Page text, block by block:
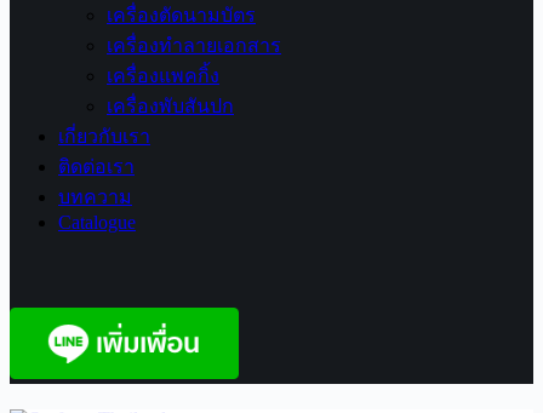
เครื่องตัดนามบัตร
เครื่องทำลายเอกสาร
เครื่องแพคกิ้ง
เครื่องพับสันปก
เกี่ยวกับเรา
ติดต่อเรา
บทความ
Catalogue